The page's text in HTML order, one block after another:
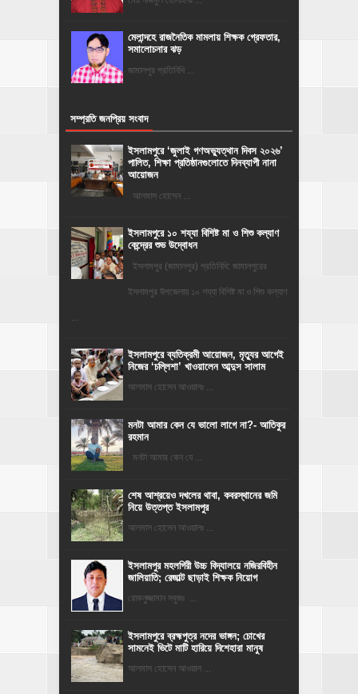
মেলান্দহে রাজনৈতিক মামলায় শিক্ষক গ্রেফতার,
সমালোচনার ঝড়
জামালপুর প্রতিনিধি ...
সম্প্রতি জনপ্রিয় সংবাদ
‎ইসলামপুরে ‘জুলাই গণঅভ্যুত্থান দিবস ২০২৬’
পালিত, শিক্ষা প্রতিষ্ঠানগুলোতে দিনব্যাপী নানা
আয়োজন
‎​আলমাস হোসেন ...
ইসলামপুরে ১০ শয্যা বিশিষ্ট মা ও শিশু কল্যাণ
কেন্দ্রের শুভ উদ্বোধন
ইসলামপুর (জামালপুর) প্রতিনিধি: জামালপুরের
ইসলামপুর উপজেলায় ১০ শয্যা বিশিষ্ট মা ও শিশু কল্যাণ
‎ইসলামপুরে ব্যতিক্রমী আয়োজন, মৃত্যুর আগেই
নিজের ‘চল্লিশা’ খাওয়ালেন আব্দুস সালাম
আলমাস হোসেন আওয়ালঃ ...
মনটা আমার কেন যে ভালো লাগে না?- আতিকুর
রহমান
মনটা আমার কেন যে ...
শেষ আশ্রয়েও দখলের থাবা, কবরস্থানের জমি
নিয়ে উত্তপ্ত ইসলামপুর
আলমাস হোসেন আওয়ালঃ ...
​ইসলামপুর মহলগিরী উচ্চ বিদ্যালয়ে নজিরবিহীন
জালিয়াতি; রেজাল্ট ছাড়াই শিক্ষক নিয়োগ
রোকনুজ্জামান সবুজঃ ...
ইসলামপুরে ব্রহ্মপুত্র নদের ভাঙ্গন; চোখের
সামনেই ভিটে মাটি হারিয়ে দিশেহারা মানুষ
আলমাস হোসেন আওয়াল ...